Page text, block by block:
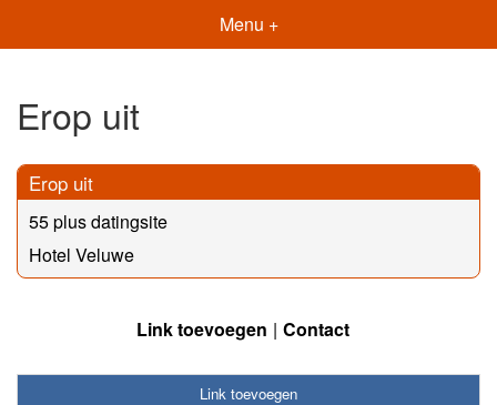
Menu +
Erop uit
Erop uit
55 plus datingsite
Hotel Veluwe
Link toevoegen Contact
Link toevoegen